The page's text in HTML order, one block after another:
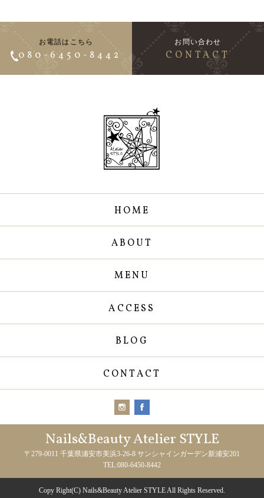
お電話はこちら
080-6450-8442
お問い合わせ
CONTACT
HOME
ABOUT
MENU
ACCESS
BLOG
CONTACT
Nails&Beauty Atelier STYLE
〒279-0011 千葉県浦安市美浜3-26-8 サンシャインガーデン新浦安201
TEL:080-6450-8442
Copy Right(C) Nails&Beauty Atelier STYLE All Rights Reserved.